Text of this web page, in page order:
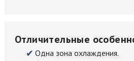
Отличительные
Одна зона охлаждения.